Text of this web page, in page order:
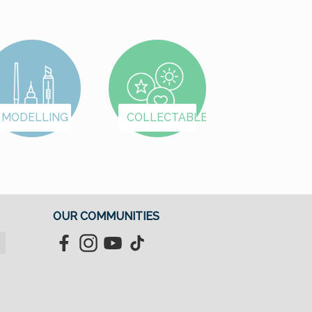
MODELLING COLLECTABLES
OUR COMMUNITIES
FacebookInstagramYouTubeTikTok